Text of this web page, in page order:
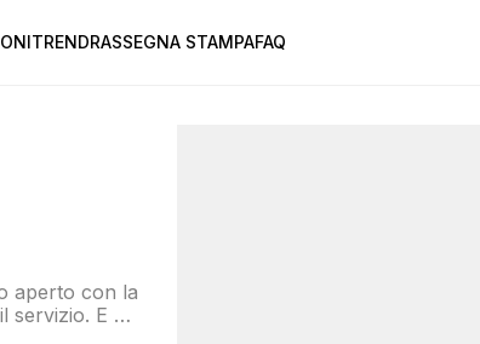
TRENDRASSEGNA STAMPAFAQ
aperto con la
servizio. E gli